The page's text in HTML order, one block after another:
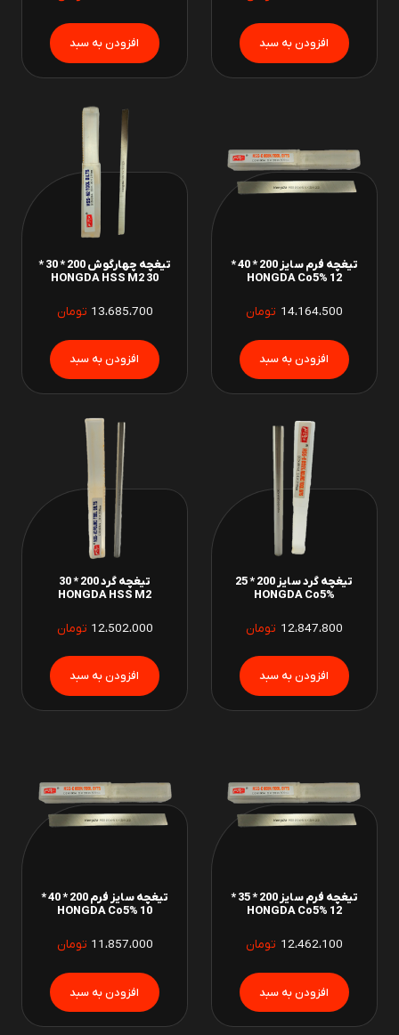
تیغچه فرم سایز 200 * 40 *
12 HONGDA Co5%
14،164،500 تومان
تیغچه چهارگوش 200 * 30 *
30 HONGDA HSS M2
13،685،700 تومان
تیغچه گرد سایز 200 * 25
HONGDA Co5%
12،847،800 تومان
تیغچه گرد 200 * 30
HONGDA HSS M2
12،502،000 تومان
تیغچه فرم سایز 200 * 35 *
12 HONGDA Co5%
12،462،100 تومان
تیغچه سایز فرم 200 * 40 *
10 HONGDA Co5%
11،857،000 تومان